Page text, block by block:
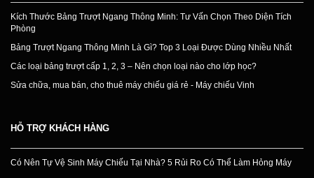
Kích Thước Bảng Trượt Ngang Thông Minh: Tư Vấn Chọn Theo Diện Tích
Phòng
Bảng Trượt Ngang Thông Minh Là Gì? Top 3 Loại Được Dùng Nhiều Nhất
Các loại bảng trượt cấp 1, 2, 3 – Nên chọn loại nào cho lớp học?
Sửa chữa, mua bán, cho thuê máy chiếu giá rẻ - Máy chiếu Vinh
HỖ TRỢ KHÁCH HÀNG
Có Nên Tự Vệ Sinh Máy Chiếu Tại Nhà? 5 Rủi Ro Có Thể Làm Hỏng Máy